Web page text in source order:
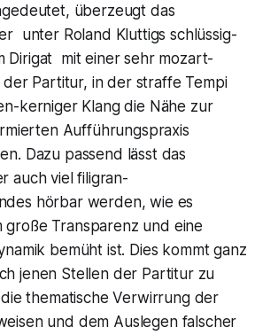
überzeugt das
unter Roland Kluttigs schlüssig-
Dirigat mit einer sehr mozart-
Partitur, in der straffe Tempi
kerniger Klang die Nähe zur
Aufführungspraxis
Dazu passend lässt das
auch viel filigran-
hörbar werden, wie es
große Transparenz und eine
bemüht ist. Dies kommt ganz
jenen Stellen der Partitur zu
thematische Verwirrung der
und dem Auslegen falscher